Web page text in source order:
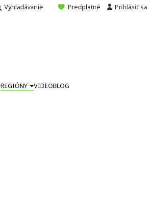
Vyhľadávanie Predplatné Prihlásiť sa
REGIÓNY VIDEOBLOG